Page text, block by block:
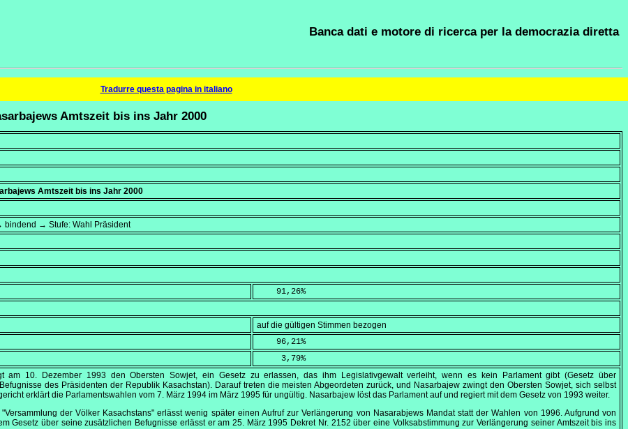
Banca dati e motore di ricerca per la democrazia diretta
Tradurre questa pagina in italiano
Amtszeit bis ins Jahr 2000
Amtszeit bis ins Jahr 2000
→ Stufe: Wahl Präsident
    91,26
%
auf die gültigen Stimmen bezogen
    96,21
%
     3,79
%
am 10. Dezember 1993den Obersten Sowjet, ein Gesetz zu erlassen, das ihm Legislativgewalt verleiht, wenn es kein Parlament gibt (Gesetz über
des Präsidenten der Republik Kasachstan). Darauf treten die meisten Abgeordeten zurück, und Nasarbajew zwingt den Obersten Sowjet, sich selbst
erklärt die Parlamentswahlen vom 7. März 1994 im März 1995 für ungültig. Nasarbajew löst das Parlament auf und regiert mit dem Gesetz von 1993 weiter.
der Völker Kasachstans" erlässt wenig später einen Aufruf zur Verlängerung von Nasarabjews Mandat statt der Wahlen von 1996. Aufgrund von
Gesetz über seine zusätzlichen Befugnisse erlässt er am 25. März 1995 Dekret Nr. 2152 über eine Volksabstimmung zur Verlängerung seiner Amtszeit bis ins